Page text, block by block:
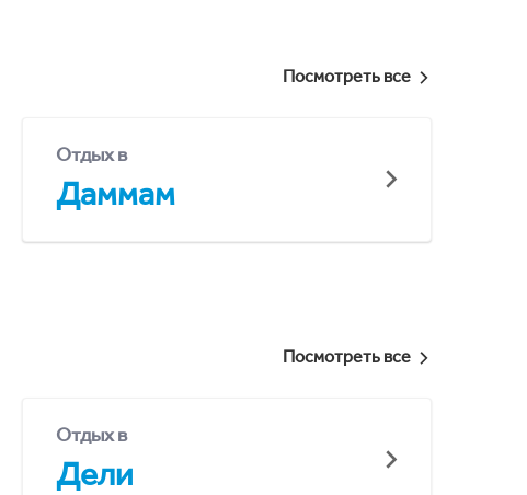
Посмотреть все
Отдых в
Даммам
Посмотреть все
Отдых в
Дели